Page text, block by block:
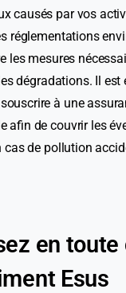
causés par vos
réglementations
les mesures
dégradations. Il est
à une
afin de couvrir les
cas de pollution
en
Esus